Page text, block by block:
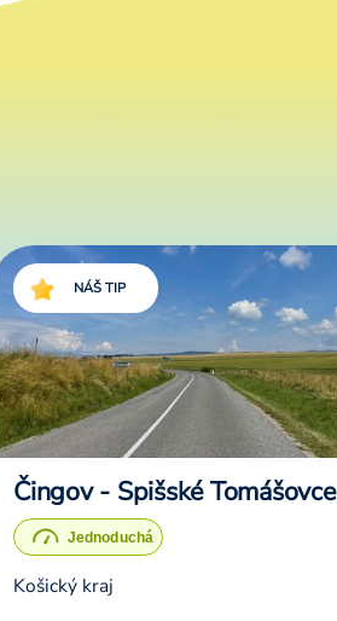
NÁŠ TIP
Čingov - Spišské Tomášovce
Košický kraj